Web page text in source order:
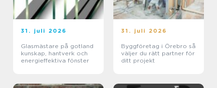
31. juli 2026
Glasmästare på gotland
kunskap, hantverk och
energieffektiva fönster
31. juli 2026
Byggföretag i Örebro så
väljer du rätt partner för
ditt projekt